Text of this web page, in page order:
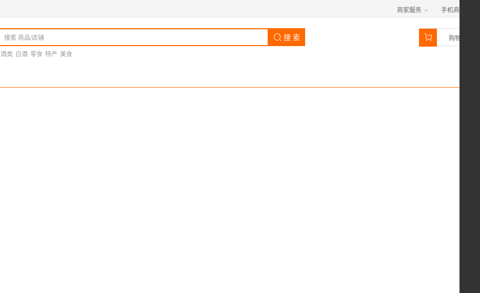
商家服务 手机商城
搜 索
酒类 白酒 零食 特产 美食
购物车